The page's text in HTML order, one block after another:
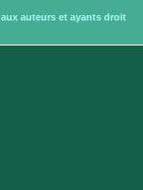
auteurs et ayants droit